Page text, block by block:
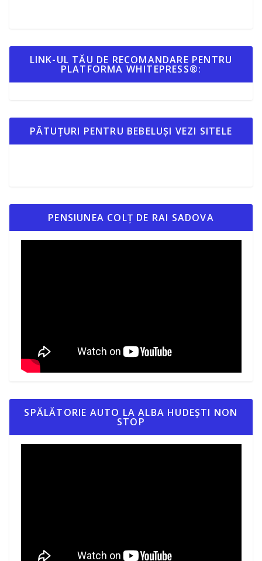
LINK-UL TĂU DE RECOMANDARE PENTRU
PLATFORMA WHITEPRESS®:
PĂTUȚURI PENTRU BEBELUȘI VEZI SITELE
PENSIUNEA COLȚ DE RAI SADOVA
SPĂLĂTORIE AUTO LA ALBA HUDEȘTI NON
STOP